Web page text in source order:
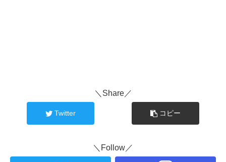
＼Share／
Twitter コピー
＼Follow／